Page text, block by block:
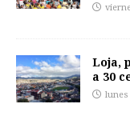
Loja,
a 30
lunes